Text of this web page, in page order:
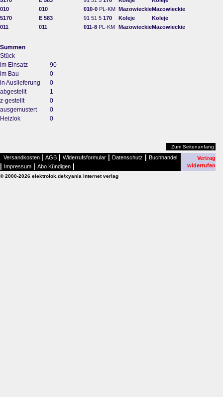
010
010
010-0 PL-KM MazowieckieMazowieckie
5170
011
E 583
011
91 51 5 170
011-8 PL-KM
Koleje
Mazowieckie
Koleje
Mazowieckie
Summen
Stück
im Einsatz
90
im Bau
0
in Auslieferung
0
abgestellt
1
z-gestellt
0
ausgemustert
0
Heizlok
0
Zum Seitenanfang
Versandkosten AGB Widerrufsformular Datenschutz Buchhandel
Impressum Abo Kündigen
Vertrag
widerrufen
© 2000-2026 elektrolok.de/xyania internet verlag